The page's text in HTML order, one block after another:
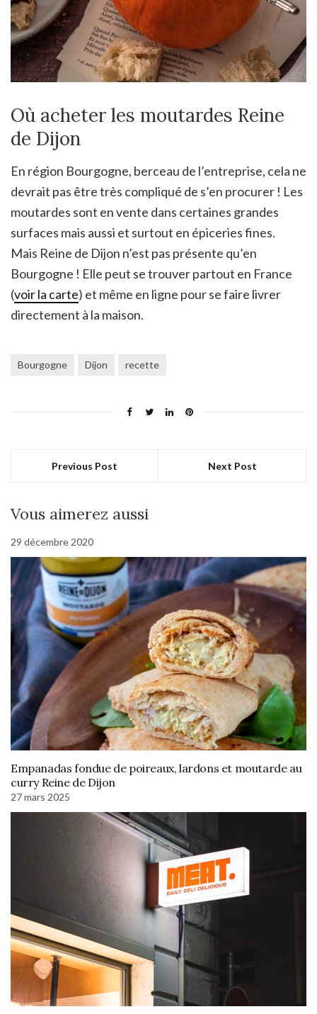
Où acheter les moutardes Reine
de Dijon
En région Bourgogne, berceau de l’entreprise, cela ne
devrait pas être très compliqué de s’en procurer ! Les
moutardes sont en vente dans certaines grandes
surfaces mais aussi et surtout en épiceries fines.
Mais Reine de Dijon n’est pas présente qu’en
Bourgogne ! Elle peut se trouver partout en France
(voir la carte) et même en ligne pour se faire livrer
directement à la maison.
Bourgogne Dijon recette
Previous Post Next Post
Vous aimerez aussi
29 décembre 2020
Empanadas fondue de poireaux, lardons et moutarde au
curry Reine de Dijon
27 mars 2025